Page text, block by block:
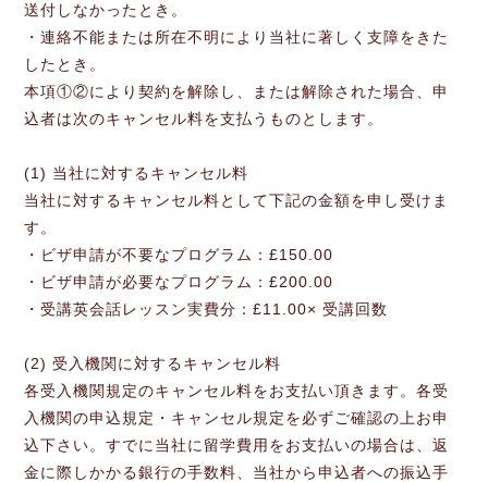
送付しなかったとき。
・連絡不能または所在不明により当社に著しく支障をきた
したとき。
本項①②により契約を解除し、または解除された場合、申
込者は次のキャンセル料を支払うものとします。
(1) 当社に対するキャンセル料
当社に対するキャンセル料として下記の金額を申し受けま
す。
・ビザ申請が不要なプログラム：£150.00
・ビザ申請が必要なプログラム：£200.00
・受講英会話レッスン実費分：£11.00× 受講回数
(2) 受入機関に対するキャンセル料
各受入機関規定のキャンセル料をお支払い頂きます。各受
入機関の申込規定・キャンセル規定を必ずご確認の上お申
込下さい。すでに当社に留学費用をお支払いの場合は、返
金に際しかかる銀行の手数料、当社から申込者への振込手